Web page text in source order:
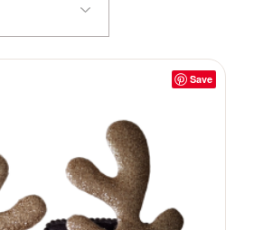
Save